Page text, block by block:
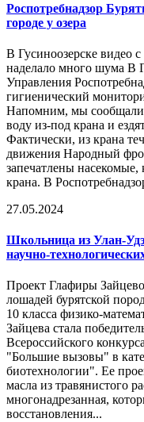
Роспотребнадзор
городе у озера
В Гусиноозерске видео
наделало много шума В
Управления
гигиенический
Напомним, мы сообщали
воду из-под крана и
Фактически, из крана
движения Народный
запечатлены насекомые,
крана. В
27.05.2024
Школьница из Улан-Удэ
научно-
Проект Глафиры
лошадей бурятской
10 класса физико-
Зайцева стала
Всероссийского
"Большие вызовы" в
биотехнологии". Ее
масла из травянистого
многонадрезанная,
восстановления...